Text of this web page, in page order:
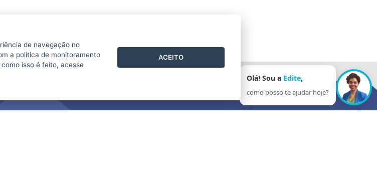
Olá! Sou a Edite,
como posso te ajudar hoje?
de navegação no
a política de monitoramento
isso é feito, acesse
ACEITO